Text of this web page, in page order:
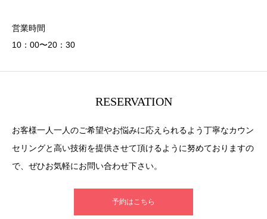
営業時間
10：00〜20：30
RESERVATION
お客様一人一人のご希望やお悩みに応えられるよう丁寧なカウン
セリングと高い技術を提供させて頂けるように努めておりますの
で、ぜひお気軽にお問い合わせ下さい。
予約はこちら